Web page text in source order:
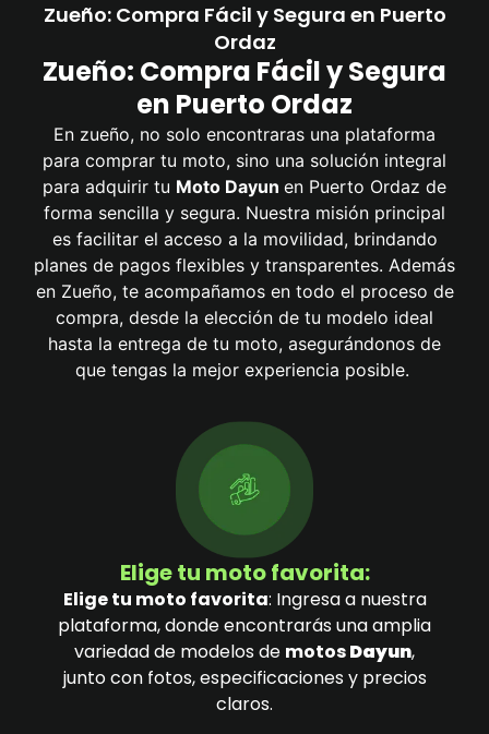
Zueño: Compra Fácil y Segura en Puerto
Ordaz
Zueño: Compra Fácil y Segura
en Puerto Ordaz
En zueño, no solo encontraras una plataforma
para comprar tu moto, sino una solución integral
para adquirir tu Moto Dayun en Puerto Ordaz de
forma sencilla y segura. Nuestra misión principal
es facilitar el acceso a la movilidad, brindando
planes de pagos flexibles y transparentes. Además
en Zueño, te acompañamos en todo el proceso de
compra, desde la elección de tu modelo ideal
hasta la entrega de tu moto, asegurándonos de
que tengas la mejor experiencia posible.
Elige tu moto favorita:
Elige tu moto favorita: Ingresa a nuestra
plataforma, donde encontrarás una amplia
variedad de modelos de motosDayun,
junto con fotos, especificaciones y precios
claros.